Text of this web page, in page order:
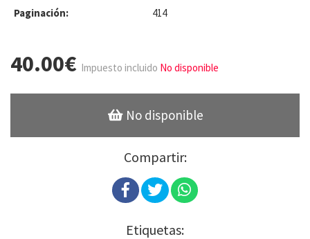
Paginación:
414
40.00€ Impuesto incluido No disponible
No disponible
Compartir:
Etiquetas: